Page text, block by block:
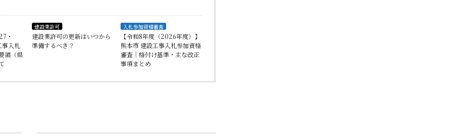
・
入札
領（県
建設業許可
建設業許可の更新はいつから
準備するべき？
入札参加資格審査
【令和8年度（2026年度）】
熊本市 建設工事入札参加資格
審査｜格付け基準・主な改正
事項まとめ
建設業法第19条の必須記載項目を確認 経営事項審査（電子申請）の変更点（R5～）